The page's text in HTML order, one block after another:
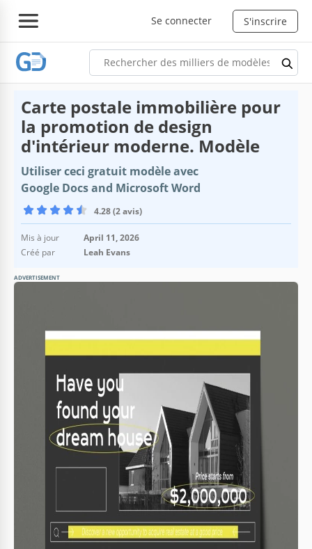
Se connecter S'inscrire
Carte postale immobilière pour
la promotion de design
d'intérieur moderne. Modèle
Utiliser ceci gratuit modèle avec
Google Docs and Microsoft Word
4.28 (2 avis)
Mis à jour
April 11, 2026
Créé par
Leah Evans
ADVERTISEMENT